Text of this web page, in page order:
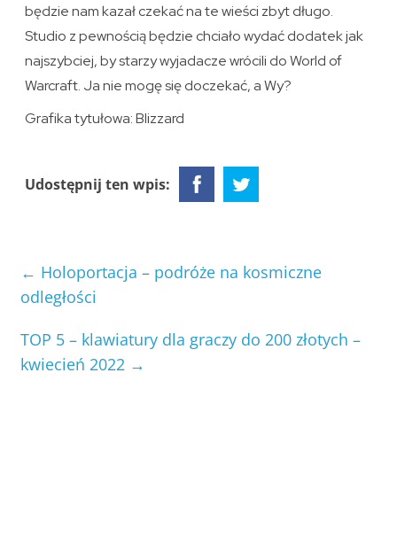
będzie nam kazał czekać na te wieści zbyt długo.
Studio z pewnością będzie chciało wydać dodatek jak
najszybciej, by starzy wyjadacze wrócili do World of
Warcraft. Ja nie mogę się doczekać, a Wy?
Grafika tytułowa: Blizzard
Udostępnij ten wpis:
← Holoportacja – podróże na kosmiczne
odległości
TOP 5 – klawiatury dla graczy do 200 złotych –
kwiecień 2022 →